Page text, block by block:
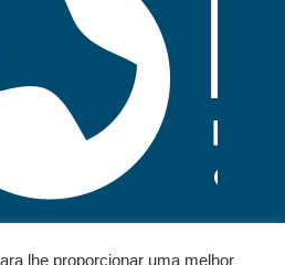
lhe proporcionar uma melhor